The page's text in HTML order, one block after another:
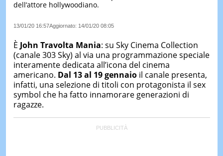
DI
IERI
dell’attore hollywoodiano.
13/01/20 16:57Aggiornato: 14/01/20 08:05
È John Travolta Mania: su Sky Cinema Collection
(canale 303 Sky) al via una programmazione speciale
interamente dedicata all’icona del cinema
americano. Dal 13 al 19 gennaio il canale presenta,
infatti, una selezione di titoli con protagonista il sex
symbol che ha fatto innamorare generazioni di
ragazze.